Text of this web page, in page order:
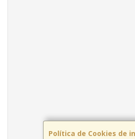
Política de Cookies de